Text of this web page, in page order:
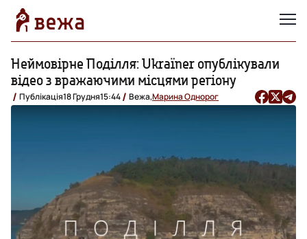
Неймовірне Поділля: Ukraїner опублікували
відео з вражаючими місцями регіону
Публікація18 Грудня15:44 Вежа,Марина Однорог